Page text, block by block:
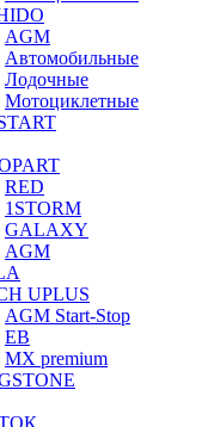
AGM
Автомобильные
Лодочные
Мотоциклетные
RED
1STORM
GALAXY
AGM
UPLUS
AGM Start-Stop
EB
MX premium